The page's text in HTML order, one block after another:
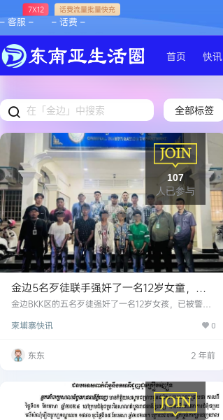
– 客服 –
7X12
– 话费 –
话费流量批量快充
首页 快讯
全部标签
107
人已参与
金边5名歹徒联手强奸了一名12岁女童，现
已被警方拘留！
金边BKK区的五名歹徒强奸了一名12岁女孩，已被警方
生一起5名嫌疑人强奸12岁女孩的案件。 在收到受害人
年5月29日，刑警局专家组牵头配合，抓获犯罪嫌疑人5
名。 5名嫌疑人分别是： Chuon Kimleng，21岁； Kh
柬埔寨快讯 0
东东 2 年前